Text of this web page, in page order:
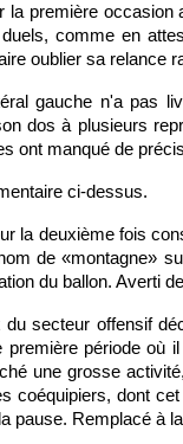
la première
comme en
oublier sa relance
gauche n'a pas
dos à plusieurs
ont manqué de
ci-dessus.
la deuxième fois
de «montagne»
du ballon. Averti
du secteur offensif
première période où
une grosse
coéquipiers, dont
pause. Remplacé à